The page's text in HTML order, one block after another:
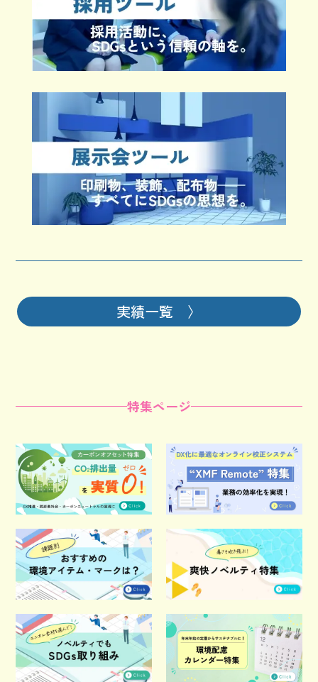
実績一覧 〉
特集ページ